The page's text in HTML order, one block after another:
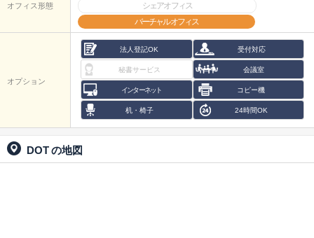
オフィス形態
シェアオフィス
バーチャルオフィス
オプション
法人登記OK 受付対応
秘書サービス 会議室
インターネット コピー機
机・椅子 24時間OK
DOTの地図